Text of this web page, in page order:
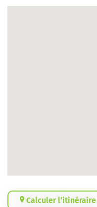
Calculer l’itinéraire